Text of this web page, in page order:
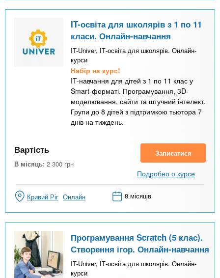
IT-освіта для школярів з 1 по 11
класи. Онлайн-навчання
IT-Univer, ІТ-освіта для школярів. Онлайн-
курси
Набір на курс!
IT-навчання для дітей з 1 по 11 клас у
Smart-форматі. Програмування, 3D-
моделювання, сайти та штучний інтелект.
Групи до 8 дітей з підтримкою тьютора 7
днів на тиждень.
Вартість
В місяць: 2 300 грн
Записатися
Подробно о курсе
Кривий Ріг Онлайн 8 місяців
Програмування Scratch (5 клас).
Створення ігор. Онлайн-навчання
IT-Univer, ІТ-освіта для школярів. Онлайн-
курси